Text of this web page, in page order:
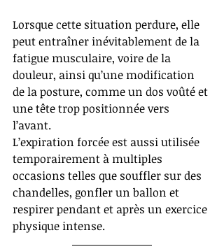
Lorsque cette situation perdure, elle
peut entraîner inévitablement de la
fatigue musculaire, voire de la
douleur, ainsi qu’une modification
de la posture, comme un dos voûté et
une tête trop positionnée vers
l’avant.
L’expiration forcée est aussi utilisée
temporairement à multiples
occasions telles que souffler sur des
chandelles, gonfler un ballon et
respirer pendant et après un exercice
physique intense.